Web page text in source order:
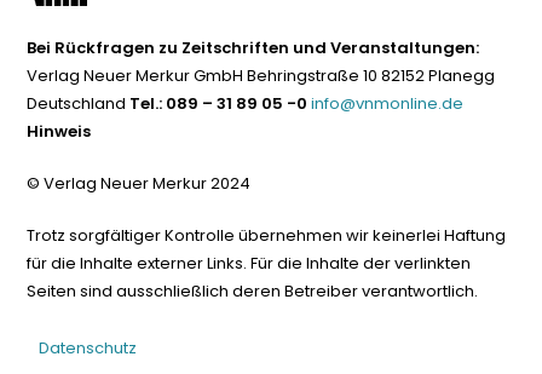
Bei Rückfragen zu Zeitschriften und Veranstaltungen:
Verlag Neuer Merkur GmbH Behringstraße 10 82152 Planegg
Deutschland Tel.: 089 – 31 89 05 -0 info@vnmonline.de
Hinweis
© Verlag Neuer Merkur 2024
Trotz sorgfältiger Kontrolle übernehmen wir keinerlei Haftung
für die Inhalte externer Links. Für die Inhalte der verlinkten
Seiten sind ausschließlich deren Betreiber verantwortlich.
Datenschutz